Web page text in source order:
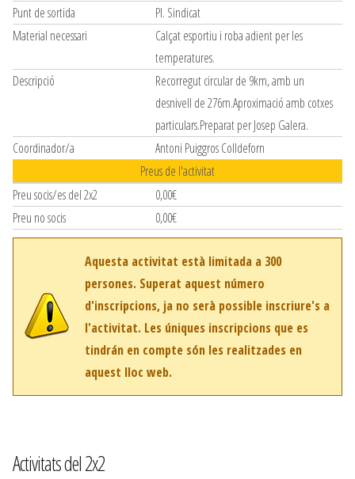
Punt de sortida
Pl. Sindicat
Material necessari
Calçat esportiu i roba adient per les
temperatures.
Descripció
Recorregut circular de 9km, amb un
desnivell de 276m.Aproximació amb cotxes
particulars.Preparat per Josep Galera.
Coordinador/a
Antoni Puiggros Colldeforn
Preus de l'activitat
Preu socis/es del 2x2
0,00€
Preu no socis
0,00€
Aquesta activitat està limitada a 300
persones. Superat aquest número
d'inscripcions, ja no serà possible inscriure's a
l'activitat. Les úniques inscripcions que es
tindrán en compte són les realitzades en
aquest lloc web.
Activitats del 2x2